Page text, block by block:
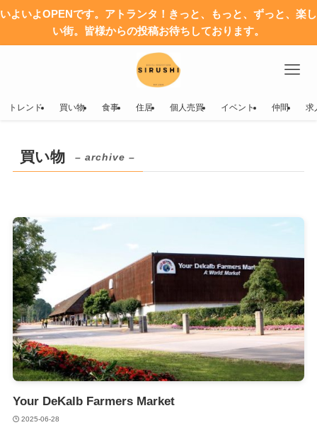
いよいよOPENです。アトランタ！きっと、もっと、ずっと、楽し
い街。皆様からの投稿お待ちしております。
トレンド 買い物 食事 住居 個人売買 イベント 仲間 求
買い物 – archive –
Your DeKalb Farmers Market
2025-06-28